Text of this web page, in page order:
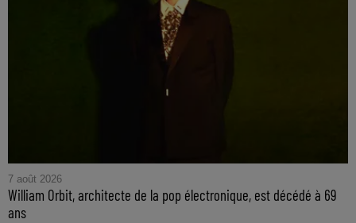
7 août 2026
William Orbit, architecte de la pop électronique, est décédé à 69
ans